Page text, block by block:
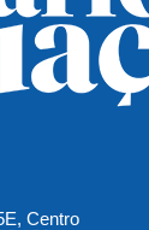
Centro